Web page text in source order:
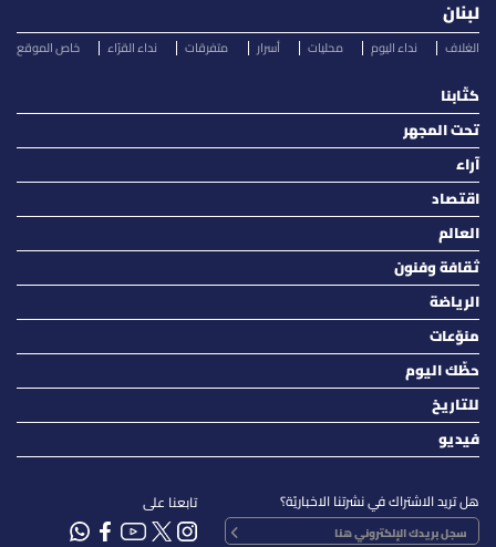
لبنان
الغلاف نداء اليوم محليات أسرار متفرقات نداء القرّاء خاص الموقع
كتّابنا
تحت المجهر
آراء
اقتصاد
العالم
ثقافة وفنون
الرياضة
منوّعات
حظّك اليوم
للتاريخ
فيديو
هل تريد الاشتراك في نشرتنا الاخباريّة؟ تابعنا على